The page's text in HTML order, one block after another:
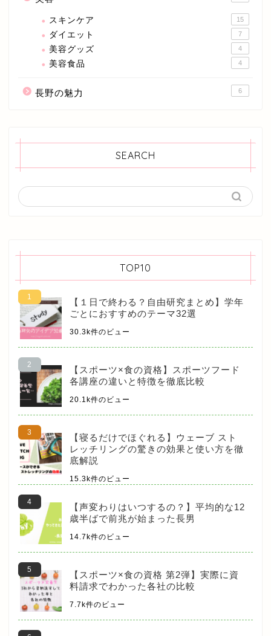
スキンケア 15
ダイエット 7
美容グッズ 4
美容食品 4
長野の魅力 6
SEARCH
TOP10
【１日で終わる？自由研究まとめ】学年
ごとにおすすめのテーマ32選
30.3k件のビュー
【スポーツ×食の資格】スポーツフード
各講座の違いと特徴を徹底比較
20.1k件のビュー
【寝るだけでほぐれる】ウェーブ スト
レッチリングの驚きの効果と使い方を徹
底解説
15.3k件のビュー
【声変わりはいつするの？】平均的な12
歳半ばで前兆が始まった長男
14.7k件のビュー
【スポーツ×食の資格 第2弾】実際に資
料請求でわかった各社の比較
7.7k件のビュー